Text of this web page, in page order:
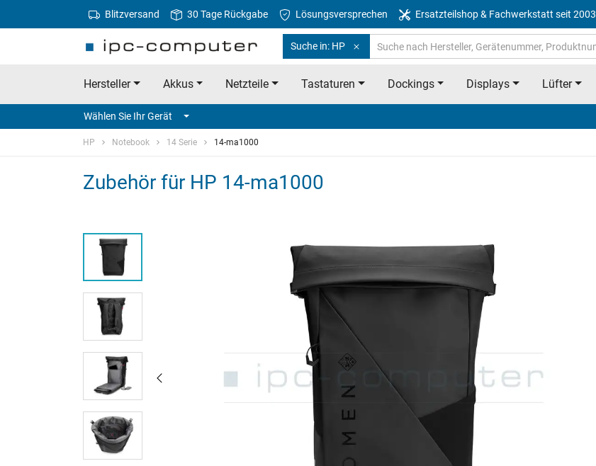
Blitzversand 30 Tage Rückgabe Lösungsversprechen Ersatzteilshop & Fachwerkstatt seit 2003
Suche in: HP
Hersteller Akkus Netzteile Tastaturen Dockings Displays Lüfter
Wählen Sie Ihr Gerät
HP Notebook 14 Serie 14-ma1000
Zubehör für HP 14-ma1000